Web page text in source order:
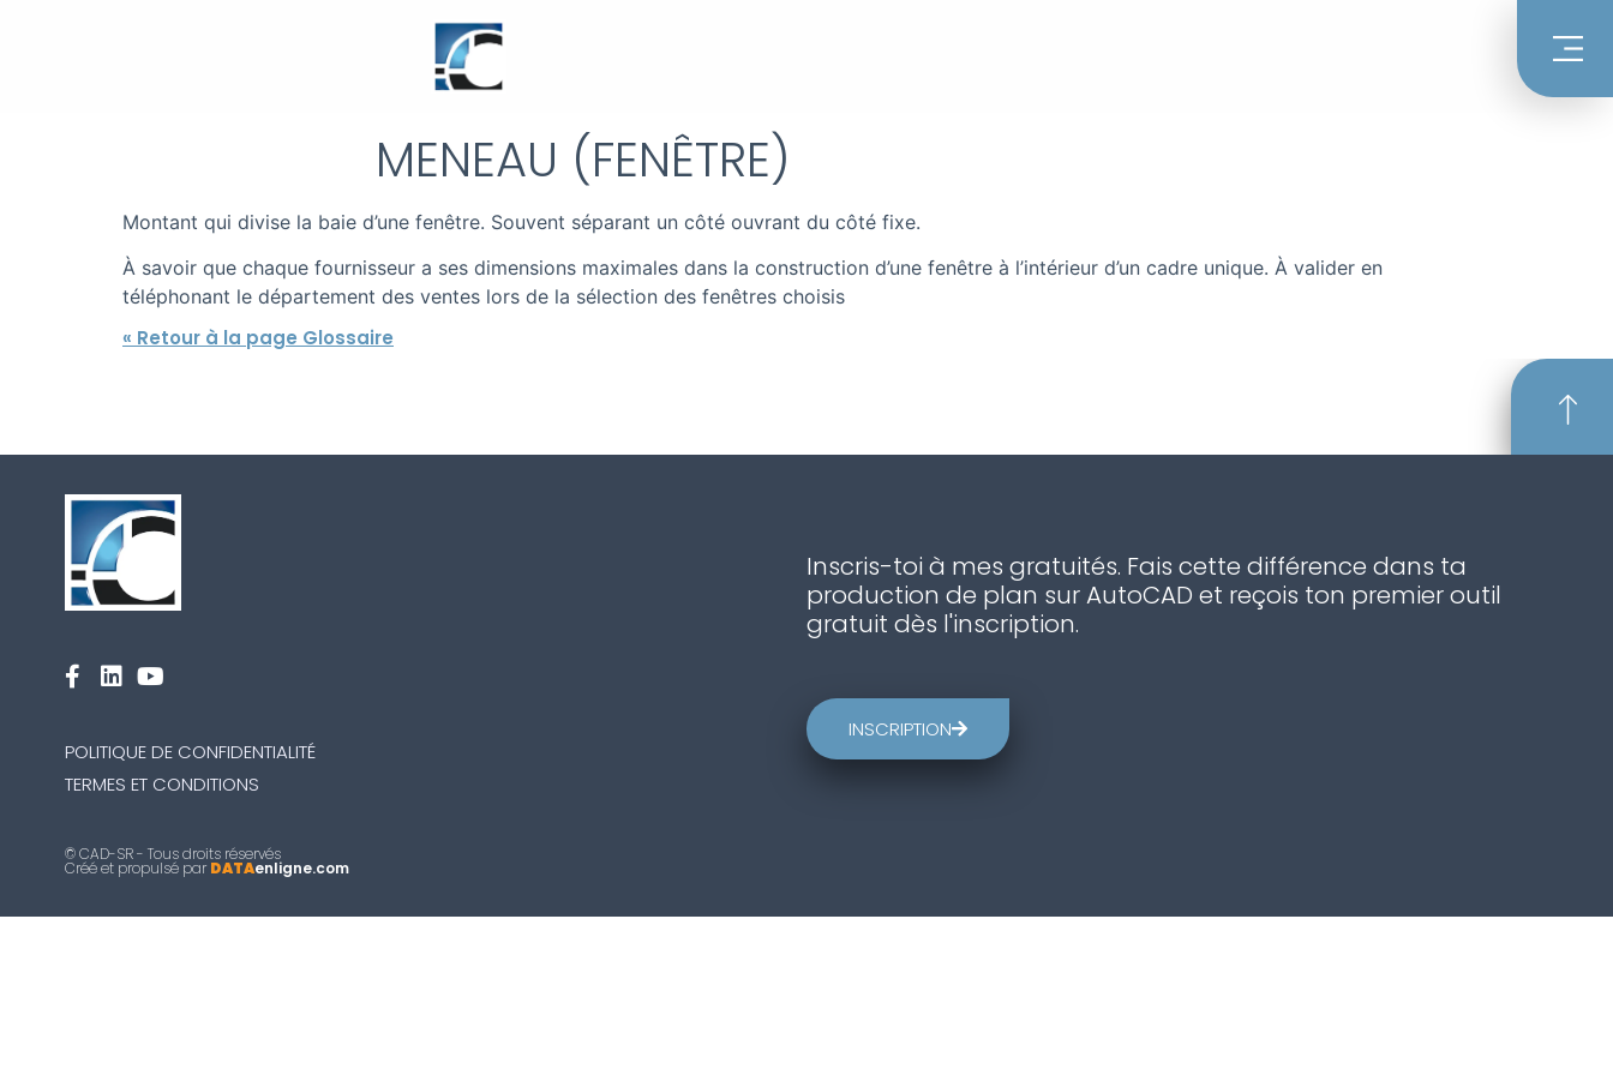
MENEAU (FENÊTRE)
Montant qui divise la baie d’une fenêtre. Souvent séparant un côté ouvrant du côté fixe.
À savoir que chaque fournisseur a ses dimensions maximales dans la construction d’une fenêtre à l’intérieur d’un cadre unique. À valider en
téléphonant le département des ventes lors de la sélection des fenêtres choisis
« Retour à la page Glossaire
POLITIQUE DE CONFIDENTIALITÉ
TERMES ET CONDITIONS
© CAD-SR - Tous droits réservés
Créé et propulsé par DATAenligne.com
Inscris-toi à mes gratuités. Fais cette différence dans ta
production de plan sur AutoCAD et reçois ton premier outil
gratuit dès l'inscription.
INSCRIPTION